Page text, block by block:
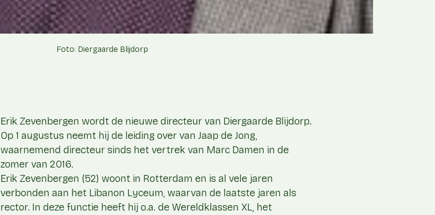
Foto: Diergaarde Blijdorp
Erik Zevenbergen wordt de nieuwe directeur van Diergaarde Blijdorp.
Op 1 augustus neemt hij de leiding over van Jaap de Jong,
waarnemend directeur sinds het vertrek van Marc Damen in de
zomer van 2016.
Erik Zevenbergen (52) woont in Rotterdam en is al vele jaren
verbonden aan het Libanon Lyceum, waarvan de laatste jaren als
rector. In deze functie heeft hij o.a. de Wereldklassen XL, het